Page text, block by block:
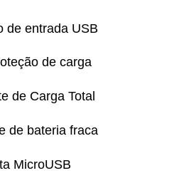
de entrada USB
de carga
de Carga Total
de bateria fraca
MicroUSB